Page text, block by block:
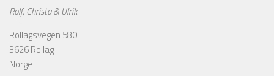
Rolf, Christa & Ulrik
Rollagsvegen 580
3626 Rollag
Norge